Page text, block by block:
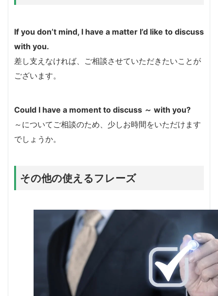
If you don’t mind, I have a matter I’d like to discuss
with you.
差し支えなければ、ご相談させていただきたいことが
ございます。
Could I have a moment to discuss ～ with you?
～についてご相談のため、少しお時間をいただけます
でしょうか。
その他の使えるフレーズ